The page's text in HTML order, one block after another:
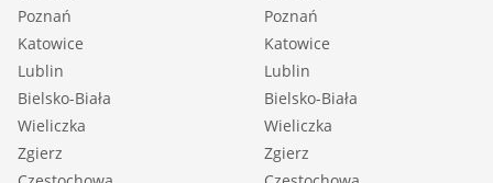
Poznań
Katowice
Lublin
Bielsko-Biała
Wieliczka
Zgierz
Poznań
Katowice
Lublin
Bielsko-Biała
Wieliczka
Zgierz